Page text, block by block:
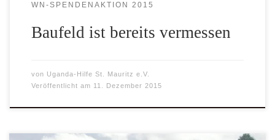
WN-SPENDENAKTION 2015
Baufeld ist bereits vermessen
von Uganda-Hilfe St. Mauritz e.V.
Veröffentlicht am 11. Dezember 2015